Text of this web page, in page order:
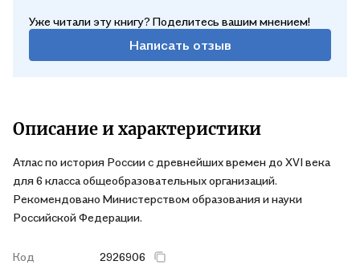
Уже читали эту книгу? Поделитесь вашим мнением!
Написать отзыв
Описание и характеристики
Атлас по история России с древнейших времен до XVI века
для 6 класса общеобразовательных организаций.
Рекомендовано Министерством образования и науки
Российской Федерации.
Код
2926906